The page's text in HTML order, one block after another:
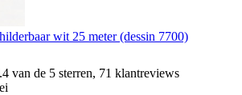
wit 25 meter (dessin 7700)
van de 5 sterren, 71 klantreviews